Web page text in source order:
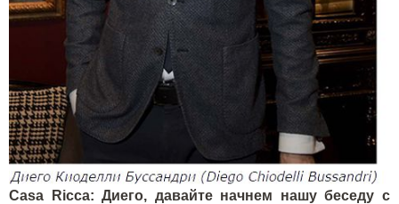
Casa Ricca: Диего, давайте начнем нашу беседу с